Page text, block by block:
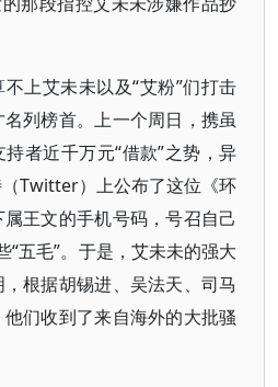
上艾未未以及“艾粉”们打击
列榜首。上一个周日，携虽
者近千万元“借款”之势，异
Twitter）上公布了这位《环
王文的手机号码，号召自己
“五毛”。于是，艾未未的强大
根据胡锡进、吴法天、司马
们收到了来自海外的大批骚